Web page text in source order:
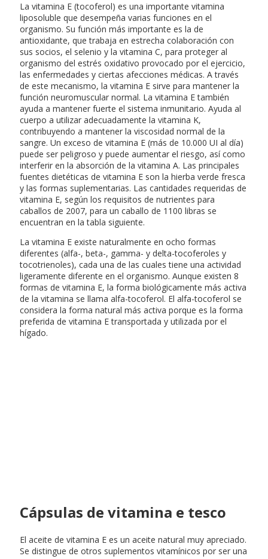
La vitamina E (tocoferol) es una importante vitamina
liposoluble que desempeña varias funciones en el
organismo. Su función más importante es la de
antioxidante, que trabaja en estrecha colaboración con
sus socios, el selenio y la vitamina C, para proteger al
organismo del estrés oxidativo provocado por el ejercicio,
las enfermedades y ciertas afecciones médicas. A través
de este mecanismo, la vitamina E sirve para mantener la
función neuromuscular normal. La vitamina E también
ayuda a mantener fuerte el sistema inmunitario. Ayuda al
cuerpo a utilizar adecuadamente la vitamina K,
contribuyendo a mantener la viscosidad normal de la
sangre. Un exceso de vitamina E (más de 10.000 UI al día)
puede ser peligroso y puede aumentar el riesgo, así como
interferir en la absorción de la vitamina A. Las principales
fuentes dietéticas de vitamina E son la hierba verde fresca
y las formas suplementarias. Las cantidades requeridas de
vitamina E, según los requisitos de nutrientes para
caballos de 2007, para un caballo de 1100 libras se
encuentran en la tabla siguiente.
La vitamina E existe naturalmente en ocho formas
diferentes (alfa-, beta-, gamma- y delta-tocoferoles y
tocotrienoles), cada una de las cuales tiene una actividad
ligeramente diferente en el organismo. Aunque existen 8
formas de vitamina E, la forma biológicamente más activa
de la vitamina se llama alfa-tocoferol. El alfa-tocoferol se
considera la forma natural más activa porque es la forma
preferida de vitamina E transportada y utilizada por el
hígado.
Cápsulas de vitamina e tesco
El aceite de vitamina E es un aceite natural muy apreciado.
Se distingue de otros suplementos vitamínicos por ser una